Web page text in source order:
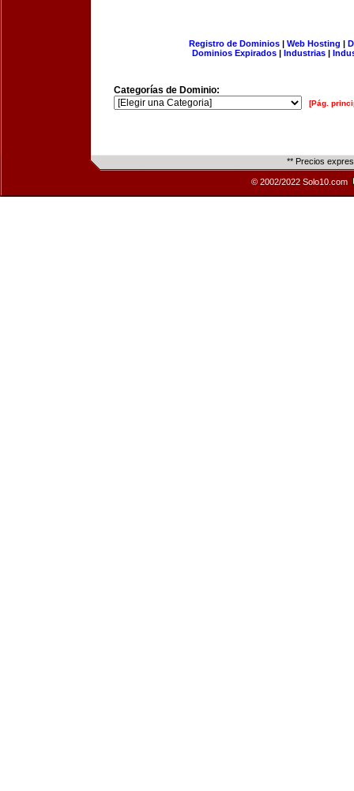
Registro de Dominios| Web Hosting |
Dominios Expirados | Industrias |
Categorías de Dominio:
[Pág.
** Precios
© 2002/2022 Solo10.com